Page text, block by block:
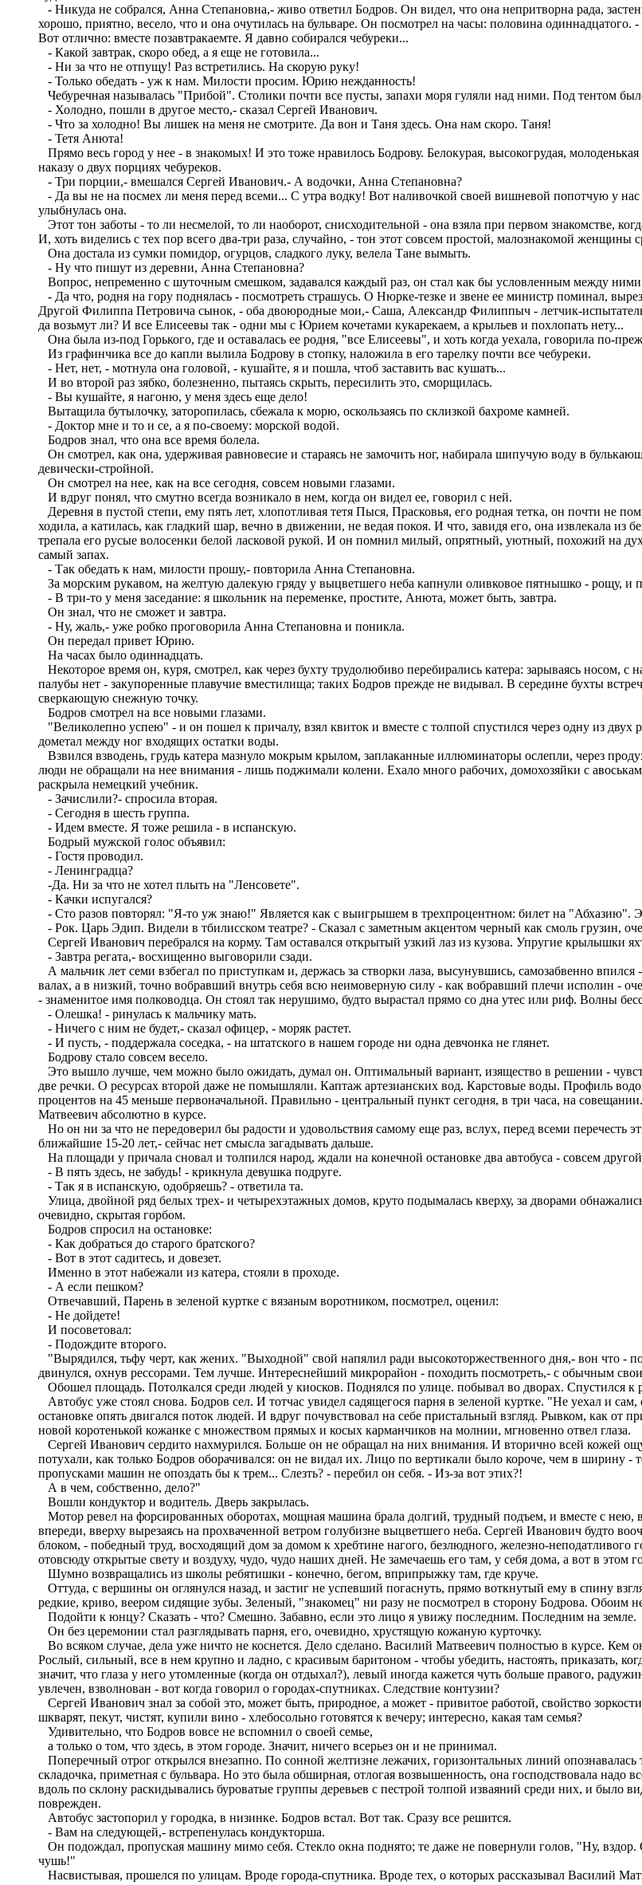
- Никуда не собрался, Анна Степановна,- живо ответил Бодров. Он видел, что она непритворна рада,
хорошо, приятно, весело, что и она очутилась на бульваре. Он посмотрел на часы: половина одиннадцатого.
Вот отлично: вместе позавтракаемте. Я давно собирался чебуреки...
- Какой завтрак, скоро обед, а я еще не готовила...
- Ни за что не отпущу! Раз встретились. На скорую руку!
- Только обедать - уж к нам. Милости просим. Юрию нежданность!
Чебуречная называлась "Прибой". Столики почти все пусты, запахи моря гуляли над ними. Под тентом
- Холодно, пошли в другое место,- сказал Сергей Иванович.
- Что за холодно! Вы лишек на меня не смотрите. Да вон и Таня здесь. Она нам скоро. Таня!
- Тетя Анюта!
Прямо весь город у нее - в знакомых! И это тоже нравилось Бодрову. Белокурая, высокогрудая,
наказу о двух порциях чебуреков.
- Три порции,- вмешался Сергей Иванович.- А водочки, Анна Степановна?
- Да вы не на посмех ли меня перед всеми... С утра водку! Вот наливочкой своей вишневой попотчую у
улыбнулась она.
Этот тон заботы - то ли несмелой, то ли наоборот, снисходительной - она взяла при первом знакомстве,
И, хоть виделись с тех пор всего два-три раза, случайно, - тон этот совсем простой, малознакомой
Она достала из сумки помидор, огурцов, сладкого луку, велела Тане вымыть.
- Ну что пишут из деревни, Анна Степановна?
Вопрос, непременно с шуточным смешком, задавался каждый раз, он стал как бы условленным между
- Да что, родня на гору поднялась - посмотреть страшусь. О Нюрке-тезке и звене ее министр поминал,
Другой Филиппа Петровича сынок, - оба двоюродные мои,- Саша, Александр Филиппыч - летчик-
да возьмут ли? И все Елисеевы так - одни мы с Юрием кочетами кукарекаем, а крыльев и похлопать нету...
Она была из-под Горького, где и оставалась ее родня, "все Елисеевы", и хоть когда уехала, говорила по-
Из графинчика все до капли вылила Бодрову в стопку, наложила в его тарелку почти все чебуреки.
- Нет, нет, - мотнула она головой, - кушайте, я и пошла, чтоб заставить вас кушать...
И во второй раз зябко, болезненно, пытаясь скрыть, пересилить это, сморщилась.
- Вы кушайте, я нагоню, у меня здесь еще дело!
Вытащила бутылочку, заторопилась, сбежала к морю, оскользаясь по склизкой бахроме камней.
- Доктор мне и то и се, а я по-своему: морской водой.
Бодров знал, что она все время болела.
Он смотрел, как она, удерживая равновесие и стараясь не замочить ног, набирала шипучую воду в
девически-стройной.
Он смотрел на нее, как на все сегодня, совсем новыми глазами.
И вдруг понял, что смутно всегда возникало в нем, когда он видел ее, говорил с ней.
Деревня в пустой степи, ему пять лет, хлопотливая тетя Пыся, Прасковья, его родная тетка, он почти не
ходила, а катилась, как гладкий шар, вечно в движении, не ведая покоя. И что, завидя его, она извлекала
трепала его русые волосенки белой ласковой рукой. И он помнил милый, опрятный, уютный, похожий на
самый запах.
- Так обедать к нам, милости прошу,- повторила Анна Степановна.
За морским рукавом, на желтую далекую гряду у выцветшего неба капнули оливковое пятнышко - рощу, и
- В три-то у меня заседание: я школьник на переменке, простите, Анюта, может быть, завтра.
Он знал, что не сможет и завтра.
- Ну, жаль,- уже робко проговорила Анна Степановна и поникла.
Он передал привет Юрию.
На часах было одиннадцать.
Некоторое время он, куря, смотрел, как через бухту трудолюбиво перебирались катера: зарываясь носом,
палубы нет - закупоренные плавучие вместилища; таких Бодров прежде не видывал. В середине бухты
сверкающую снежную точку.
Бодров смотрел на все новыми глазами.
"Великолепно успею" - и он пошел к причалу, взял квиток и вместе с толпой спустился через одну из
дометал между ног входящих остатки воды.
Взвился взводень, грудь катера мазнуло мокрым крылом, заплаканные иллюминаторы ослепли, через
люди не обращали на нее внимания - лишь поджимали колени. Ехало много рабочих, домохозяйки с
раскрыла немецкий учебник.
- Зачислили?- спросила вторая.
- Сегодня в шесть группа.
- Идем вместе. Я тоже решила - в испанскую.
Бодрый мужской голос объявил:
- Гостя проводил.
- Ленинградца?
-Да. Ни за что не хотел плыть на "Ленсовете".
- Качки испугался?
- Сто разов повторял: "Я-то уж знаю!" Является как с выигрышем в трехпроцентном: билет на "Абхазию".
- Рок. Царь Эдип. Видели в тбилисском театре? - Сказал с заметным акцентом черный как смоль грузин,
Сергей Иванович перебрался на корму. Там оставался открытый узкий лаз из кузова. Упругие крылышки
- Завтра регата,- восхищенно выговорили сзади.
А мальчик лет семи взбегал по приступкам и, держась за створки лаза, высунувшись, самозабвенно
валах, а в низкий, точно вобравший внутрь себя всю неимоверную силу - как вобравший плечи исполин -
- знаменитое имя полководца. Он стоял так нерушимо, будто вырастал прямо со дна утес или риф. Волны
- Олешка! - ринулась к мальчику мать.
- Ничего с ним не будет,- сказал офицер, - моряк растет.
- И пусть, - поддержала соседка, - на штатского в нашем городе ни одна девчонка не глянет.
Бодрову стало совсем весело.
Это вышло лучше, чем можно было ожидать, думал он. Оптимальный вариант, изящество в решении -
две речки. О ресурсах второй даже не помышляли. Каптаж артезианских вод. Карстовые воды. Профиль
процентов на 45 меньше первоначальной. Правильно - центральный пункт сегодня, в три часа, на
Матвеевич абсолютно в курсе.
Но он ни за что не передоверил бы радости и удовольствия самому еще раз, вслух, перед всеми перечесть
ближайшие 15-20 лет,- сейчас нет смысла загадывать дальше.
На площади у причала сновал и толпился народ, ждали на конечной остановке два автобуса - совсем
- В пять здесь, не забудь! - крикнула девушка подруге.
- Так я в испанскую, одобряешь? - ответила та.
Улица, двойной ряд белых трех- и четырехэтажных домов, круто подымалась кверху, за дворами
очевидно, скрытая горбом.
Бодров спросил на остановке:
- Как добраться до старого братского?
- Вот в этот садитесь, и довезет.
Именно в этот набежали из катера, стояли в проходе.
- А если пешком?
Отвечавший, Парень в зеленой куртке с вязаным воротником, посмотрел, оценил:
- Не дойдете!
И посоветовал:
- Подождите второго.
"Вырядился, тьфу черт, как жених. "Выходной" свой напялил ради высокоторжественного дня,- вон что -
двинулся, охнув рессорами. Тем лучше. Интереснейший микрорайон - походить посмотреть,- с обычным
Обошел площадь. Потолкался среди людей у киосков. Поднялся по улице. побывал во дворах. Спустился
Автобус уже стоял снова. Бодров сел. И тотчас увидел садящегося парня в зеленой куртке. "Не уехал и
остановке опять двигался поток людей. И вдруг почувствовал на себе пристальный взгляд. Рывком, как
новой коротенькой кожанке с множеством прямых и косых карманчиков на молнии, мгновенно отвел глаза.
Сергей Иванович сердито нахмурился. Больше он не обращал на них внимания. И вторично всей кожей
потухали, как только Бодров оборачивался: он не видал их. Лицо по вертикали было короче, чем в
пропусками машин не опоздать бы к трем... Слезть? - перебил он себя. - Из-за вот этих?!
А в чем, собственно, дело?"
Вошли кондуктор и водитель. Дверь закрылась.
Мотор ревел на форсированных оборотах, мощная машина брала долгий, трудный подъем, и вместе с
впереди, вверху вырезаясь на прохваченной ветром голубизне выцветшего неба. Сергей Иванович будто
блоком, - победный труд, восходящий дом за домом к хребтине нагого, безлюдного, железно-неподатливого
отовсюду открытые свету и воздуху, чудо, чудо наших дней. Не замечаешь его там, у себя дома, а вот в этом
Шумно возвращались из школы ребятишки - конечно, бегом, вприпрыжку там, где круче.
Оттуда, с вершины он оглянулся назад, и застиг не успевший погаснуть, прямо воткнутый ему в спину
редкие, криво, веером сидящие зубы. Зеленый, "знакомец" ни разу не посмотрел в сторону Бодрова. Обоим
Подойти к юнцу? Сказать - что? Смешно. Забавно, если это лицо я увижу последним. Последним на земле.
Он без церемонии стал разглядывать парня, его, очевидно, хрустящую кожаную курточку.
Во всяком случае, дела уже ничто не коснется. Дело сделано. Василий Матвеевич полностью в курсе.
Рослый, сильный, все в нем крупно и ладно, с красивым баритоном - чтобы убедить, настоять, приказать,
значит, что глаза у него утомленные (когда он отдыхал?), левый иногда кажется чуть больше правого,
увлечен, взволнован - вот когда говорил о городах-спутниках. Следствие контузии?
Сергей Иванович знал за собой это, может быть, природное, а может - привитое работой, свойство
шкварят, пекут, чистят, купили вино - хлебосольно готовятся к вечеру; интересно, какая там семья?
Удивительно, что Бодров вовсе не вспомнил о своей семье,
а только о том, что здесь, в этом городе. Значит, ничего всерьез он и не принимал.
Поперечный отрог открылся внезапно. По сонной желтизне лежачих, горизонтальных линий опознавалась
складочка, приметная с бульвара. Но это была обширная, отлогая возвышенность, она господствовала
вдоль по склону раскидывались буроватые группы деревьев с пестрой толпой изваяний среди них, и было
поврежден.
Автобус застопорил у городка, в низинке. Бодров встал. Вот так. Сразу все решится.
- Вам на следующей,- встрепенулась кондукторша.
Он подождал, пропуская машину мимо себя. Стекло окна поднято; те даже не повернули голов, "Ну, вздор.
чушь!"
Насвистывая, прошелся по улицам. Вроде города-спутника. Вроде тех, о которых рассказывал Василий